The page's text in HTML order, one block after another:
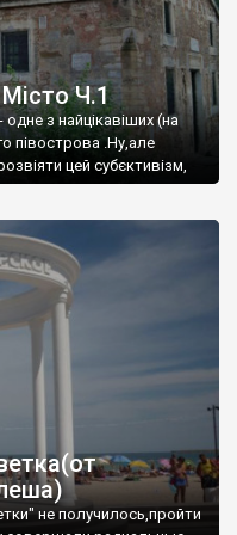
Ч.1
з найцікавіших (на
півострова .Ну,але
цей субєктивізм,
не получилось,пройти